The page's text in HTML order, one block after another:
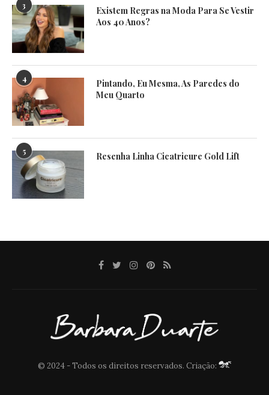
3
Existem Regras na Moda Para Se Vestir
Aos 40 Anos?
4
Pintando, Eu Mesma, As Paredes do
Meu Quarto
5 Resenha Linha Cicatricure Gold Lift
© 2024 - Todos os direitos reservados. Criação: